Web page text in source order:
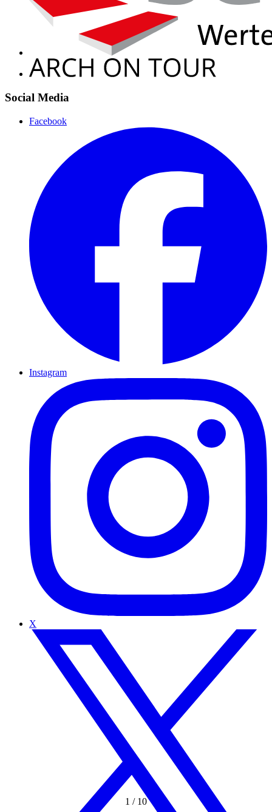
1 / 10
Social Media
Facebook
Instagram
X